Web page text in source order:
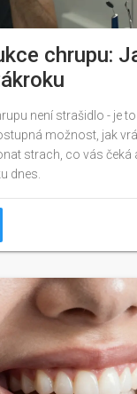
chrupu:
není strašidlo - je
možnost, jak
strach, co vás čeká
dnes.